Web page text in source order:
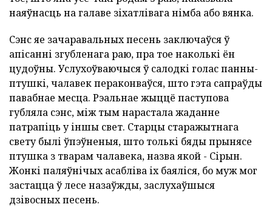
наяўнасць на галаве зіхатлівага німба або вянка.
Сэнс яе зачаравальных песень заключаўся ў
апісанні згубленага раю, пра тое наколькі ён
цудоўны. Услухоўваючыся ў салодкі голас панны-
птушкі, чалавек пераконваўся, што гэта сапраўды
павабнае месца. Рэальнае жыццё паступова
губляла сэнс, між тым нарастала жаданне
патрапіць у іншы свет. Старцы старажытнага
свету былі ўпэўненыя, што толькі бяды прынясе
птушка з тварам чалавека, назва якой - Сірын.
Жонкі паляўнічых асабліва іх баяліся, бо муж мог
застацца ў лесе назаўжды, заслухаўшыся
дзівосных песень.